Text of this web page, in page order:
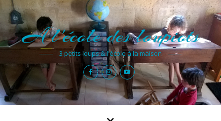
A l'école des loupiots
3 petits loups & l'école à la maison